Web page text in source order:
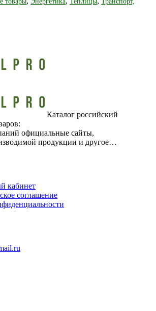
Каталог российский
официальные сайты,
продукции и другое…
кабинет
соглашение